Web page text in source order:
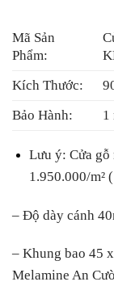
Mã Sản
Phẩm:
Kích Thước:
Bảo Hành:
1
Lưu ý: Cửa gỗ
1.950.000/m²
– Độ dày cánh
– Khung bao 45
Melamine An